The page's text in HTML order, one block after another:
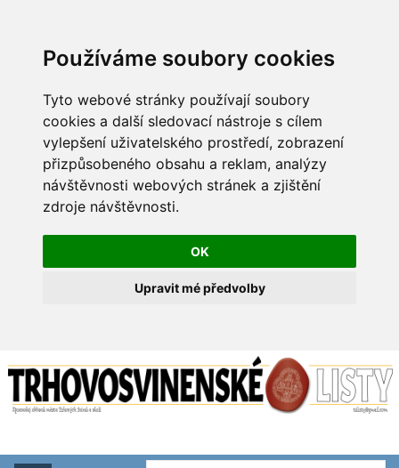
Používáme soubory cookies
Tyto webové stránky používají soubory
cookies a další sledovací nástroje s cílem
vylepšení uživatelského prostředí, zobrazení
přizpůsobeného obsahu a reklam, analýzy
návštěvnosti webových stránek a zjištění
zdroje návštěvnosti.
OK
Upravit mé předvolby